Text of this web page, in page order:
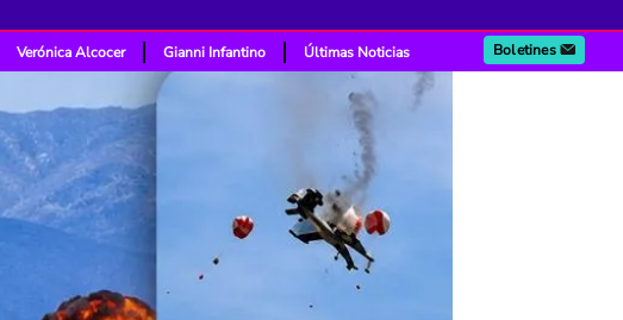
Verónica Alcocer Gianni Infantino Últimas Noticias Boletines